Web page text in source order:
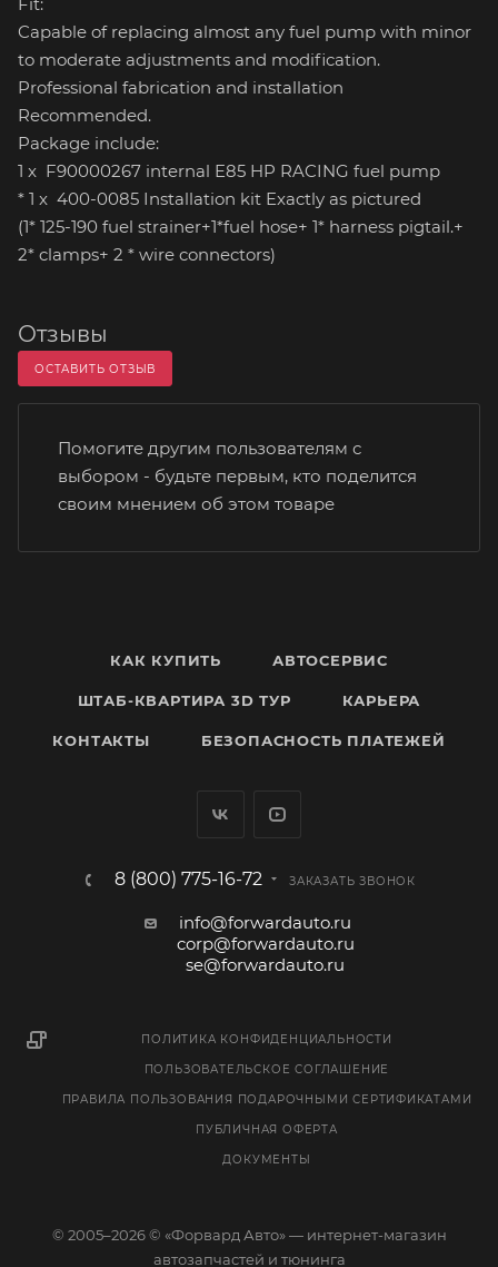
Capable of replacing almost any fuel pump with minor
to moderate adjustments and modification.
Professional fabrication and installation
Recommended.
Package include:
1 x F90000267 internal E85 HP RACING fuel pump
* 1 x 400-0085 Installation kit Exactly as pictured
(1* 125-190 fuel strainer+1*fuel hose+ 1* harness pigtail.+
2* clamps+ 2 * wire connectors)
Отзывы
ОСТАВИТЬ ОТЗЫВ
Помогите другим пользователям с
выбором - будьте первым, кто поделится
своим мнением об этом товаре
КАК КУПИТЬ АВТОСЕРВИС
ШТАБ-КВАРТИРА 3D ТУР КАРЬЕРА
КОНТАКТЫ БЕЗОПАСНОСТЬ ПЛАТЕЖЕЙ
8 (800) 775-16-72 ЗАКАЗАТЬ ЗВОНОК
info@forwardauto.ru
corp@forwardauto.ru
se@forwardauto.ru
ПОЛИТИКА КОНФИДЕНЦИАЛЬНОСТИ
ПОЛЬЗОВАТЕЛЬСКОЕ СОГЛАШЕНИЕ
ПРАВИЛА ПОЛЬЗОВАНИЯ ПОДАРОЧНЫМИ СЕРТИФИКАТАМИ
ПУБЛИЧНАЯ ОФЕРТА
ДОКУМЕНТЫ
© 2005–2026 © «Форвард Авто» — интернет-магазин
автозапчастей и тюнинга